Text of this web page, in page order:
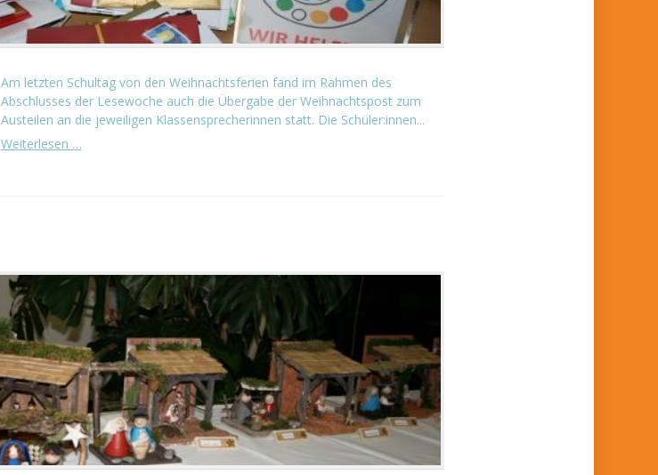
Am letzten Schultag von den Weihnachtsferien fand im Rahmen des
Abschlusses der Lesewoche auch die Übergabe der Weihnachtspost zum
Austeilen an die jeweiligen Klassensprecherinnen statt. Die Schüler:innen...
Weiterlesen …